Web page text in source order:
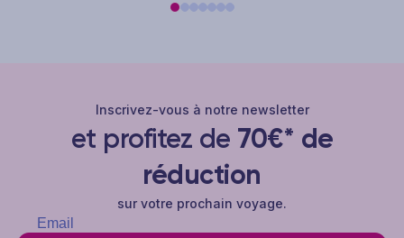
Inscrivez-vous à notre newsletter
et profitez de 70€* de
réduction
sur votre prochain voyage.